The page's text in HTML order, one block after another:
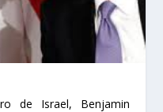
de Israel, Benjamin